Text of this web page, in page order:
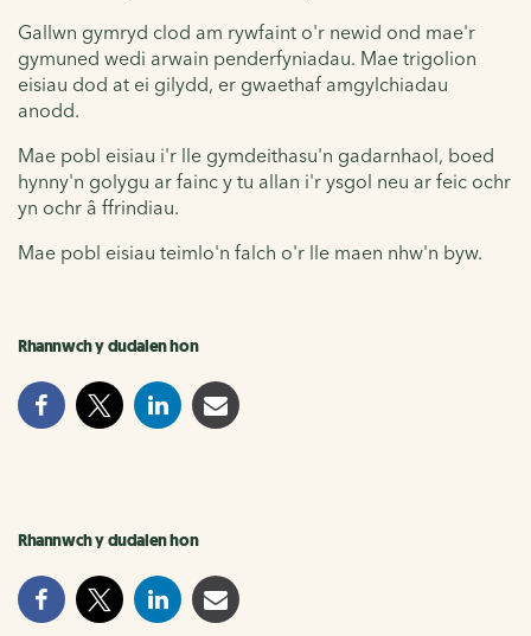
Gallwn gymryd clod am rywfaint o'r newid ond mae'r
gymuned wedi arwain penderfyniadau. Mae trigolion
eisiau dod at ei gilydd, er gwaethaf amgylchiadau
anodd.
Mae pobl eisiau i'r lle gymdeithasu'n gadarnhaol, boed
hynny'n golygu ar fainc y tu allan i'r ysgol neu ar feic ochr
yn ochr â ffrindiau.
Mae pobl eisiau teimlo'n falch o'r lle maen nhw'n byw.
Rhannwch y dudalen hon
Rhannwch y dudalen hon